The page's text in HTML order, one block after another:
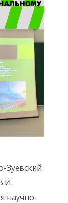
Зуевский
научно-